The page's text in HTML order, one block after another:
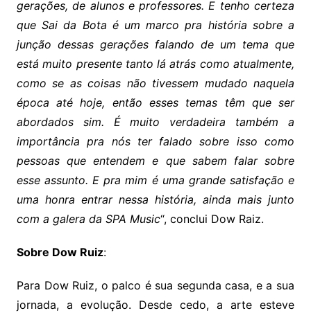
gerações, de alunos e professores. E tenho certeza
que Sai da Bota é um marco pra história sobre a
junção dessas gerações falando de um tema que
está muito presente tanto lá atrás como atualmente,
como se as coisas não tivessem mudado naquela
época até hoje, então esses temas têm que ser
abordados sim. É muito verdadeira também a
importância pra nós ter falado sobre isso como
pessoas que entendem e que sabem falar sobre
esse assunto. E pra mim é uma grande satisfação e
uma honra entrar nessa história, ainda mais junto
com a galera da SPA Music“, conclui Dow Raiz.
Sobre Dow Ruiz:
Para Dow Ruiz, o palco é sua segunda casa, e a sua
jornada, a evolução. Desde cedo, a arte esteve